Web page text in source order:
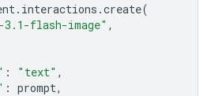
. interactions .create(
3.1-flash-image" ,
: "text" ,
: prompt,